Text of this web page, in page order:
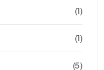
(1)
(1)
(5)